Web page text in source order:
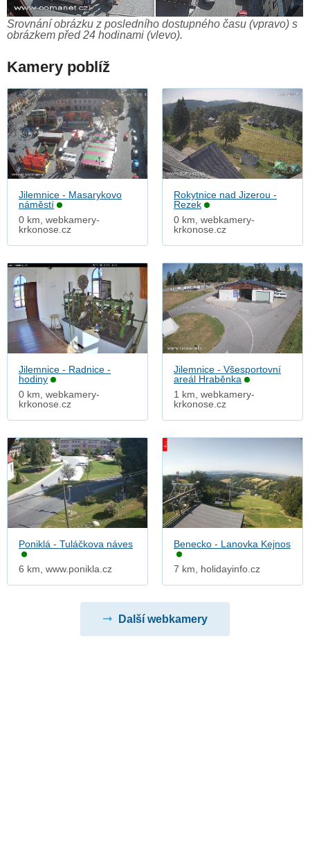
Srovnání obrázku z posledního dostupného času (vpravo) s
obrázkem před 24 hodinami (vlevo).
Kamery poblíž
Jilemnice - Masarykovo
náměstí
0 km, webkamery-
krkonose.cz
Rokytnice nad Jizerou -
Rezek
0 km, webkamery-
krkonose.cz
Jilemnice - Radnice -
hodiny
0 km, webkamery-
krkonose.cz
Jilemnice - Všesportovní
areál Hraběnka
1 km, webkamery-
krkonose.cz
Poniklá - Tuláčkova náves
6 km, www.ponikla.cz
Benecko - Lanovka Kejnos
7 km, holidayinfo.cz
Další webkamery